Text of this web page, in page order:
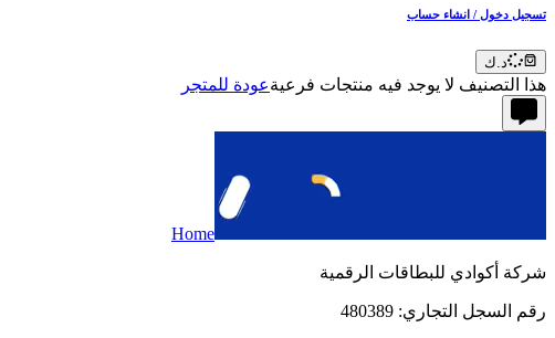
تسجيل دخول / انشاء حساب
د.ك
هذا التصنيف لا يوجد فيه منتجات فرعيةعودة للمتجر
Home
شركة أكوادي للبطاقات الرقمية
رقم السجل التجاري: 480389